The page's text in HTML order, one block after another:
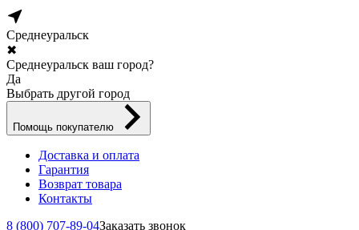
Среднеуральск
✖
Среднеуральск ваш город?
Да
Выбрать другой город
Помощь покупателю
Доставка и оплата
Гарантия
Возврат товара
Контакты
8 (800) 707-89-04Заказать звонок